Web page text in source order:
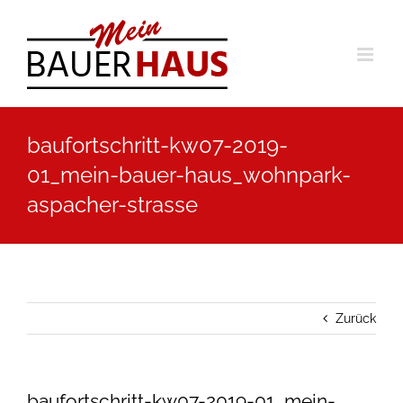
Inhalt
springen
baufortschritt-kw07-2019-
01_mein-bauer-haus_wohnpark-
aspacher-strasse
Zurück